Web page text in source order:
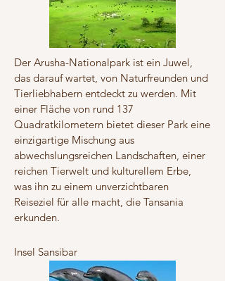
Der Arusha-Nationalpark ist ein Juwel,
das darauf wartet, von Naturfreunden und
Tierliebhabern entdeckt zu werden. Mit
einer Fläche von rund 137
Quadratkilometern bietet dieser Park eine
einzigartige Mischung aus
abwechslungsreichen Landschaften, einer
reichen Tierwelt und kulturellem Erbe,
was ihn zu einem unverzichtbaren
Reiseziel für alle macht, die Tansania
erkunden.
Insel Sansibar